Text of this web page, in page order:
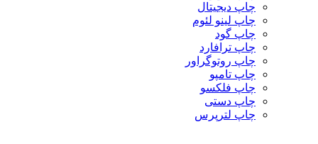
چاپ دیجیتال
چاپ لینو لئوم
چاپ گود
چاپ ترافارد
چاپ روتوگراور
چاپ تامپو
چاپ فلکسو
چاپ دستی
چاپ لترپرس